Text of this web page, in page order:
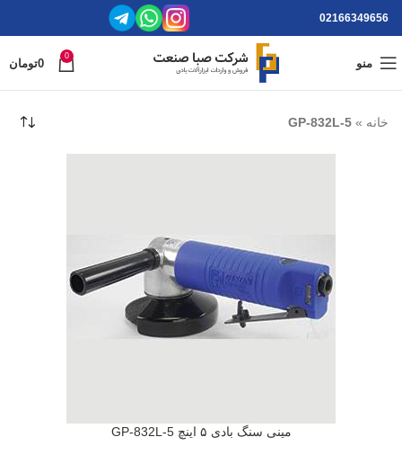
02166349656
منو
0
0تومان
خانه »
GP-832L-5
مینی سنگ بادی ۵ اینچ GP-832L-5